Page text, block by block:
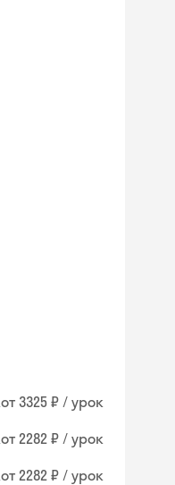
от 3325 ₽ / урок
от 2282 ₽ / урок
от 2282 ₽ / урок